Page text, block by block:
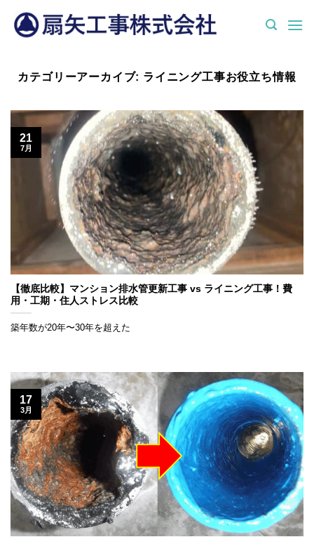
カテゴリーアーカイブ: ライニング工事お役立ち情報
【徹底比較】マンション排水管更新工事 vs ライニング工事！費
用・工期・住人ストレス比較
築年数が20年〜30年を超えた
21
7月
17
3月